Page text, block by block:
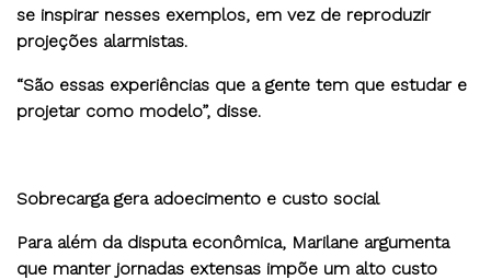
se inspirar nesses exemplos, em vez de reproduzir
projeções alarmistas.
“São essas experiências que a gente tem que estudar e
projetar como modelo”, disse.
Sobrecarga gera adoecimento e custo social
Para além da disputa econômica, Marilane argumenta
que manter jornadas extensas impõe um alto custo